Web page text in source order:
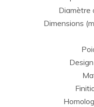
Diamètre
Dimensions